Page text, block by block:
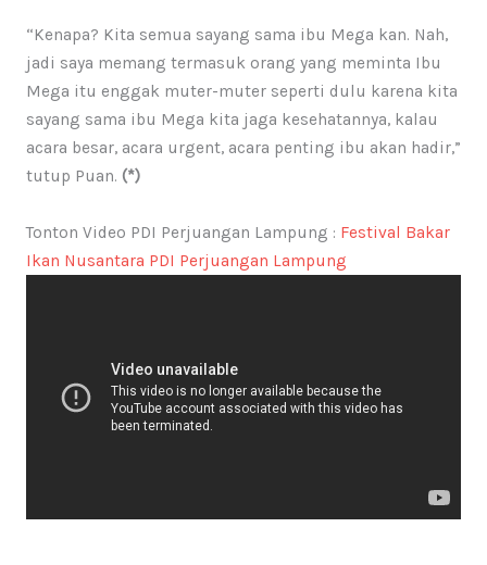
“Kenapa? Kita semua sayang sama ibu Mega kan. Nah,
jadi saya memang termasuk orang yang meminta Ibu
Mega itu enggak muter-muter seperti dulu karena kita
sayang sama ibu Mega kita jaga kesehatannya, kalau
acara besar, acara urgent, acara penting ibu akan hadir,”
tutup Puan. (*)
Tonton Video PDI Perjuangan Lampung : Festival Bakar
Ikan Nusantara PDI Perjuangan Lampung